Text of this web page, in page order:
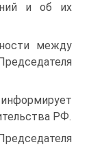
и об их
между
РФ.